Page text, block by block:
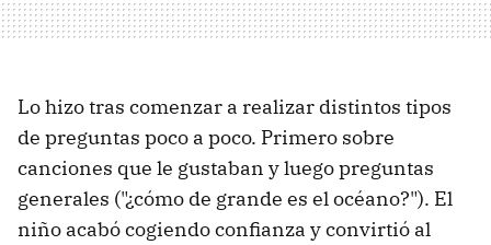
Lo hizo tras comenzar a realizar distintos tipos
de preguntas poco a poco. Primero sobre
canciones que le gustaban y luego preguntas
generales ("¿cómo de grande es el océano?"). El
niño acabó cogiendo confianza y convirtió al